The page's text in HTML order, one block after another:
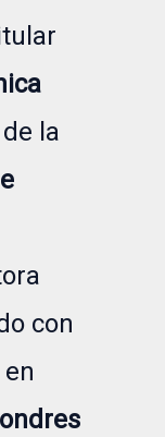
la
con